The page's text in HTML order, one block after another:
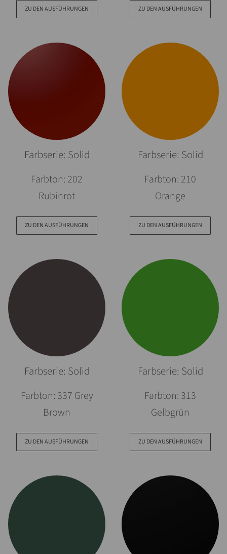
ZU DEN AUSFÜHRUNGEN ZU DEN AUSFÜHRUNGEN
Farbserie: Solid
Farbton: 202
Rubinrot
ZU DEN AUSFÜHRUNGEN
Farbserie: Solid
Farbton: 210
Orange
ZU DEN AUSFÜHRUNGEN
Farbserie: Solid
Farbton: 337 Grey
Brown
ZU DEN AUSFÜHRUNGEN
Farbserie: Solid
Farbton: 313
Gelbgrün
ZU DEN AUSFÜHRUNGEN